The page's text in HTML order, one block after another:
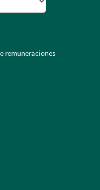
remuneraciones